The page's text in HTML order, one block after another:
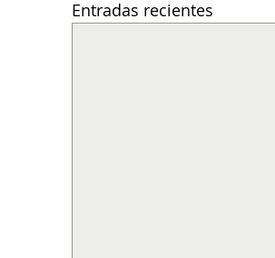
Entradas recientes